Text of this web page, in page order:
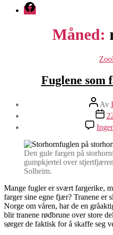
Facebook
Måned:
Fuglene som
Av
Den gule fargen på
gumpkjertel over
Solheim.
Mange fugler er svært fargerike,
farger sine egne fjær? Tranene er
Norge om våren, har de en
blir tranene rødbrune over store
sørger de faktisk for å skaffe seg